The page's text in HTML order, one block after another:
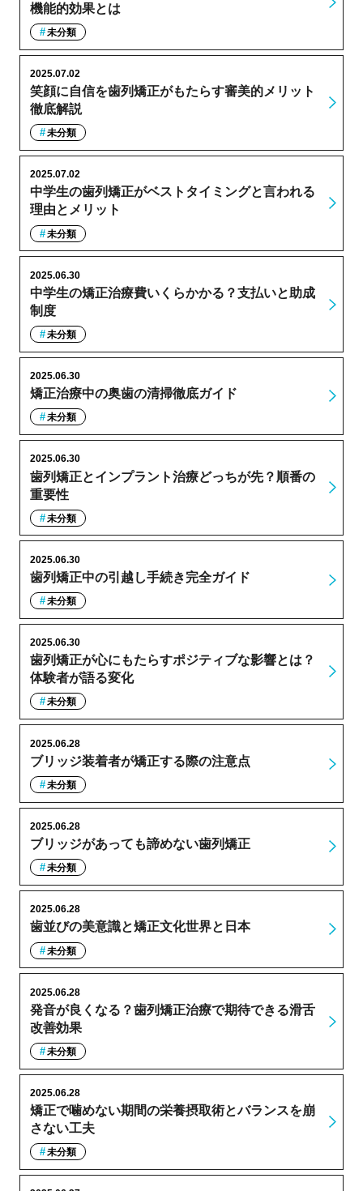
機能的効果とは
未分類
笑顔に自信を歯列矯正がもたらす審美的メリット
徹底解説
2025.07.02
未分類
中学生の歯列矯正がベストタイミングと言われる
理由とメリット
2025.07.02
未分類
中学生の矯正治療費いくらかかる？支払いと助成
制度
2025.06.30
未分類
矯正治療中の奥歯の清掃徹底ガイド
2025.06.30
未分類
歯列矯正とインプラント治療どっちが先？順番の
重要性
2025.06.30
未分類
歯列矯正中の引越し手続き完全ガイド
2025.06.30
未分類
歯列矯正が心にもたらすポジティブな影響とは？
体験者が語る変化
2025.06.30
未分類
ブリッジ装着者が矯正する際の注意点
2025.06.28
未分類
ブリッジがあっても諦めない歯列矯正
2025.06.28
未分類
歯並びの美意識と矯正文化世界と日本
2025.06.28
未分類
発音が良くなる？歯列矯正治療で期待できる滑舌
改善効果
2025.06.28
未分類
矯正で噛めない期間の栄養摂取術とバランスを崩
さない工夫
2025.06.28
未分類